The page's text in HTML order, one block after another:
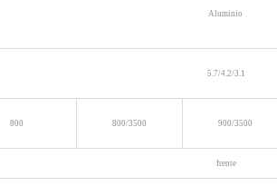
Aluminio
5.7/4.2/3.1
800 800/3500 900/3500
frente